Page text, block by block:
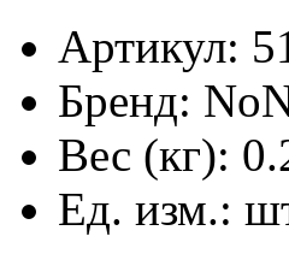
Артикул:
Бренд:
Вес (кг):
Ед. изм.: